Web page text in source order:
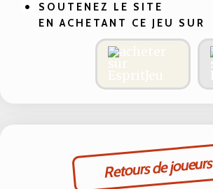
SOUTENEZ LE SITE
EN ACHETANT CE JEU SUR
Retours de joueurs